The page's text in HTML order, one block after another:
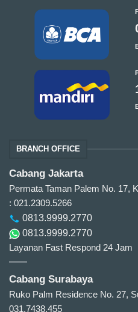
BRANCH OFFICE
Cabang Jakarta
Permata Taman Palem No. 17,
: 021.2309.5266
0813.9999.2770
0813.9999.2770
Layanan Fast Respond 24 Jam
Cabang Surabaya
Ruko Palm Residence No. 27,
031.7438.455